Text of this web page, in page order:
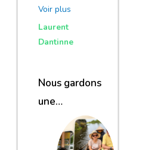
Voir plus
Laurent
Dantinne
Nous gardons
une
excellente
impression de